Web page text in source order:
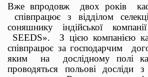
Вже впродовж двох років
співпрацює з відділом
соняшнику індійської компанії
SEEDS».
З цією компанією
співпрацює за господарчим
яким
на
дослідному полі
проводяться польові досліди з